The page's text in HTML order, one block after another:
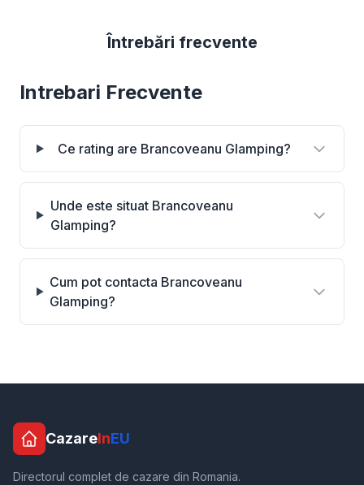
Întrebări frecvente
Intrebari Frecvente
Ce rating are Brancoveanu Glamping?
Unde este situat Brancoveanu
Glamping?
Cum pot contacta Brancoveanu
Glamping?
CazareInEU
Directorul complet de cazare din Romania.